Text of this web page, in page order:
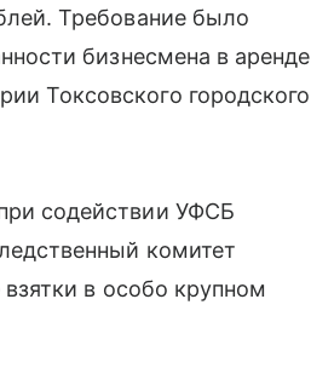
Требование было
бизнесмена в аренде
Токсовского городского
содействии УФСБ
комитет
в особо крупном